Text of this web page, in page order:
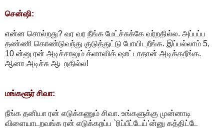
சென்ஷி:
என்ன சொல்றது? வர வர நீங்க மேட்ச்சுக்கே வர்றதில்ல. அப்பப்ப
தண்ணி கொண்டுவந்து குடுத்துட்டு போயிடறீங்க. இப்பல்லாம் 5,
10 ன்னு ரன் அடிச்சாலும் க்ளாஸிக் ஷாட்டாதான் அடிக்கறீங்க.
ஆனா அடிச்சு ஆடறதில்ல!
மங்களூர் சிவா:
நீங்க தனியா ரன் எடுக்கணும் சிவா. உங்களுக்கு முன்னாடி
விளையாடறவங்க ரன் எடுக்கறப்ப `ரிப்பீட்டேய்’ன்னு கத்திட்டே